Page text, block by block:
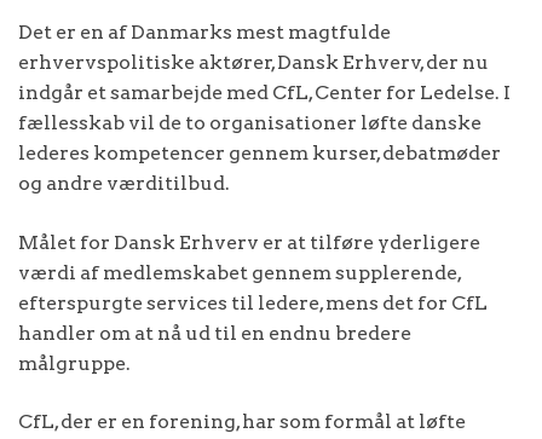
Det er en af Danmarks mest magtfulde
erhvervspolitiske aktører, Dansk Erhverv, der nu
indgår et samarbejde med CfL, Center for Ledelse. I
fællesskab vil de to organisationer løfte danske
lederes kompetencer gennem kurser, debatmøder
og andre værditilbud.
Målet for Dansk Erhverv er at tilføre yderligere
værdi af medlemskabet gennem supplerende,
efterspurgte services til ledere, mens det for CfL
handler om at nå ud til en endnu bredere
målgruppe.
CfL, der er en forening, har som formål at løfte